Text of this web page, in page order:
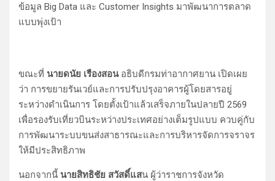
ข้อมูล Big Data และ Customer Insights มาพัฒนาการตลาด
แบบพุ่งเป้า
ขณะที่ นายดนัย เรืองสอนอธิบดีกรมท่าอากาศยาน เปิดเผย
ว่า การขยายรันเวย์และการปรับปรุงอาคารผู้โดยสารอยู่
ระหว่างดำเนินการ โดยตั้งเป้าแล้วเสร็จภายในปลายปี 2569
เพื่อรองรับเที่ยวบินระหว่างประเทศอย่างเต็มรูปแบบ ควบคู่กับ
การพัฒนาระบบขนส่งสาธารณะและการบริหารจัดการจราจร
ให้มีประสิทธิภาพ
นอกจากนี้ นายสิทธิชัย สวัสดิ์แสน ผู้ว่าราชการจังหวัด